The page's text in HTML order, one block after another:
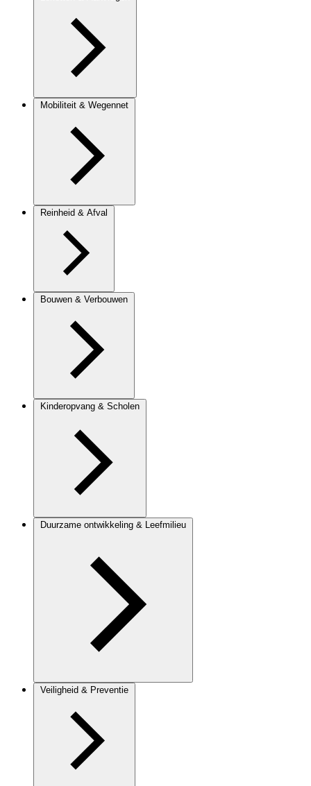
Mobiliteit & Wegennet
Reinheid & Afval
Bouwen & Verbouwen
Kinderopvang & Scholen
Duurzame ontwikkeling & Leefmilieu
Veiligheid & Preventie